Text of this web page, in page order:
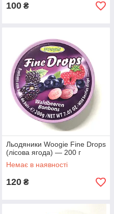
100 ₴
Льодяники Woogie Fine Drops
(лісова ягода) — 200 г
Немає в наявності
120 ₴